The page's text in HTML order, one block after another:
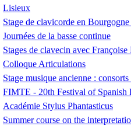
Lisieux
Stage de clavicorde en Bourgogne
Journées de la basse continue
Stages de clavecin avec
Colloque Articulations
Stage musique ancienne :
FIMTE - 20th Festival of
Académie Stylus Phantasticus
Summer course on the